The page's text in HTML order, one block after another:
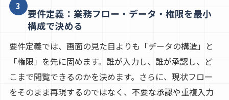
3
要件定義：業務フロー・データ・権限を最小
構成で決める
要件定義では、画面の見た目よりも「データの構造」と
「権限」を先に固めます。誰が入力し、誰が承認し、ど
こまで閲覧できるのかを決めます。さらに、現状フロー
をそのまま再現するのではなく、不要な承認や重複入力